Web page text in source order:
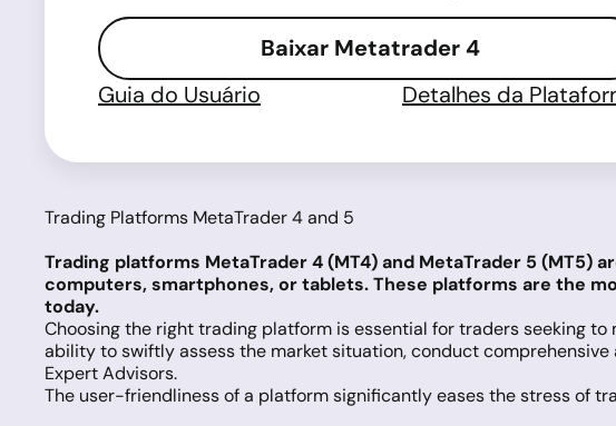
Baixar Metatrader 4
Guia do Usuário
Detalhes da
Trading Platforms MetaTrader 4 and 5
Trading platforms MetaTrader 4 (MT4) and MetaTrader 5
computers, smartphones, or tablets. These platforms are the
today.
Choosing the right trading platform is essential for traders seeking
ability to swiftly assess the market situation, conduct
Expert Advisors.
The user-friendliness of a platform significantly eases the stress of